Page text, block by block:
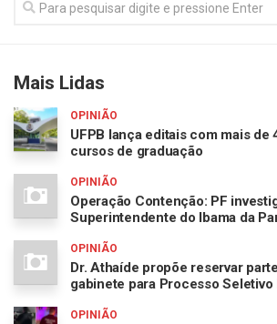
Mais Lidas
OPINIÃO
UFPB lança editais com mais de
cursos de graduação
OPINIÃO
Operação Contenção: PF
Superintendente do Ibama da
OPINIÃO
Dr. Athaíde propõe reservar
gabinete para Processo
OPINIÃO